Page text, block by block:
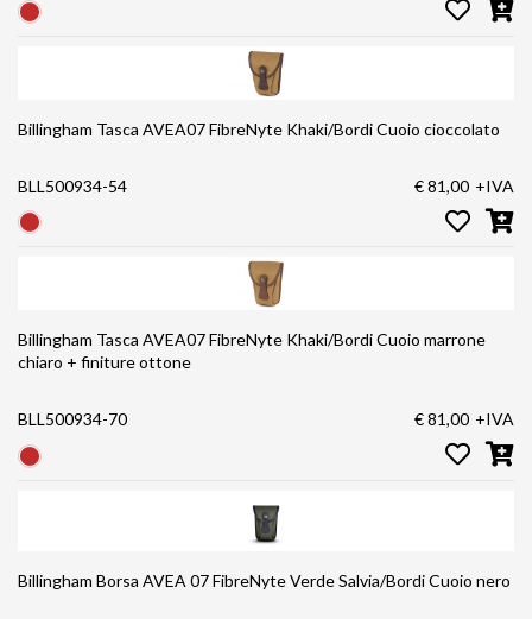
Billingham Tasca AVEA07 FibreNyte Khaki/Bordi Cuoio cioccolato
BLL500934-54 € 81,00 +IVA
Billingham Tasca AVEA07 FibreNyte Khaki/Bordi Cuoio marrone
chiaro + finiture ottone
BLL500934-70 € 81,00 +IVA
Billingham Borsa AVEA 07 FibreNyte Verde Salvia/Bordi Cuoio nero